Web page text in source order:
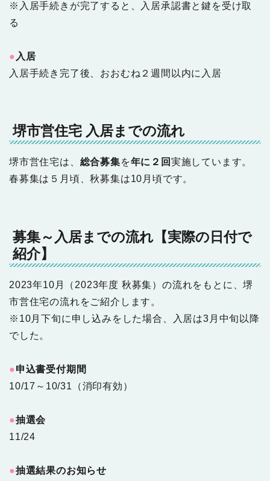
※入居手続きが完了すると、入居承認書と鍵を受け取
る
● 入居
入居手続き完了後、おおむね２週間以内に入居
堺市営住宅 入居までの流れ
堺市営住宅は、 総合募集を年に２回 実施しています。
春募集は５月頃、秋募集は10月頃です。
募集～入居までの流れ【実際の日付で
紹介】
2023年10月（2023年度 秋募集）の流れをもとに、堺
市営住宅の流れをご紹介します。
※10月下旬に申し込みをした場合、入居は3月中旬以降
でした。
●申込書受付期間
10/17～10/31（消印有効）
●抽選会
11/24
●抽選結果のお知らせ